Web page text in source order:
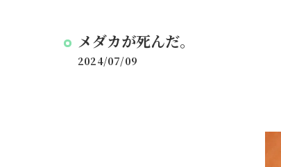
メダカが死んだ。
2024/07/09